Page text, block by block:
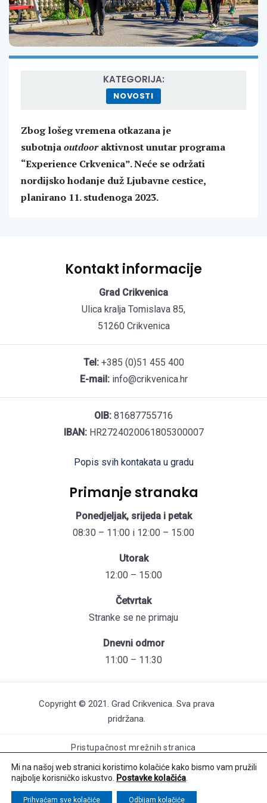
KATEGORIJA:
NOVOSTI
Zbog lošeg vremena otkazana je
subotnjaoutdooraktivnost unutar programa
“Experience Crkvenica”. Neće se održati
nordijsko hodanje duž Ljubavne cestice,
planirano 11. studenoga 2023.
Kontakt informacije
Grad Crikvenica
Ulica kralja Tomislava 85,
51260 Crikvenica
Tel:+385 (0)51 455 400
E-mail:info@crikvenica.hr
OIB: 81687755716
IBAN:HR2724020061805300007
Popis svih kontakata u gradu
Primanje stranaka
Ponedjeljak, srijeda i petak
08:30 – 11:00 i 12:00 – 15:00
Utorak
12:00 – 15:00
Četvrtak
Stranke se ne primaju
Dnevni odmor
11:00 – 11:30
Copyright © 2021. Grad Crikvenica. Sva prava
pridržana.
Pristupačnost mrežnih stranica
Održavanje web stranica: UNICITAS / Izrada: Creative Media™
Mi na našoj web stranici koristimo kolačiće kako bismo vam pružili
najbolje korisničko iskustvo.
Postavke kolačića
Prihvaćam sve kolačiće Odbijam kolačiće